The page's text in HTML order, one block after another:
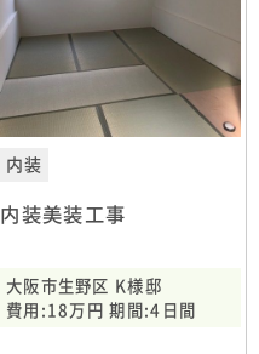
内装
内装美装工事
大阪市生野区 K様邸
費用:18万円 期間:4日間